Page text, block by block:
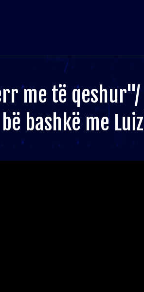
me të
bashkë me